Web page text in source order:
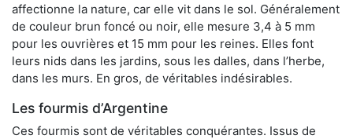
affectionne la nature, car elle vit dans le sol. Généralement
de couleur brun foncé ou noir, elle mesure 3,4 à 5 mm
pour les ouvrières et 15 mm pour les reines. Elles font
leurs nids dans les jardins, sous les dalles, dans l’herbe,
dans les murs. En gros, de véritables indésirables.
Les fourmis d’Argentine
Ces fourmis sont de véritables conquérantes. Issus de